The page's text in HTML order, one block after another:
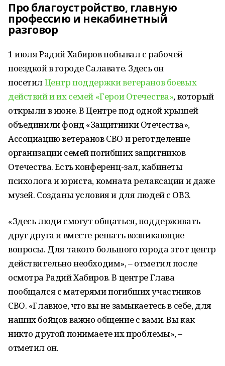
Про благоустройство, главную
профессию и некабинетный
разговор
1 июля Радий Хабиров побывал с рабочей
поездкой в городе Салавате. Здесь он
посетилЦентр поддержки ветеранов боевых
действий и их семей «Герои Отечества», который
открыли в июне. В Центре под одной крышей
объединили фонд «Защитники Отечества»,
Ассоциацию ветеранов СВО и реготделение
организации семей погибших защитников
Отечества. Есть конференц-зал, кабинеты
психолога и юриста, комната релаксации и даже
музей. Созданы условия и для людей с ОВЗ.
«Здесь люди смогут общаться, поддерживать
друг друга и вместе решать возникающие
вопросы. Для такого большого города этот центр
действительно необходим», – отметил после
осмотра Радий Хабиров. В центре Глава
пообщался с матерями погибших участников
СВО. «Главное, что вы не замыкаетесь в себе, для
наших бойцов важно общение с вами. Вы как
никто другой понимаете их проблемы», –
отметил он.